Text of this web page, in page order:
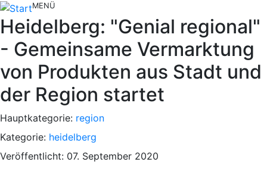
MENÜ
Heidelberg: "Genial regional"
- Gemeinsame Vermarktung
von Produkten aus Stadt und
der Region startet
Hauptkategorie: region
Kategorie: heidelberg
Veröffentlicht: 07. September 2020